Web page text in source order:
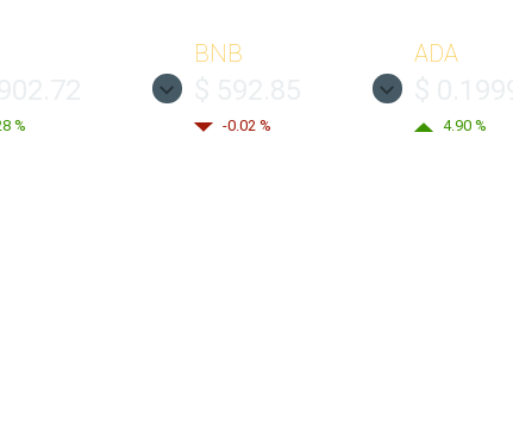
%
BNB
-0.02 %
ADA
4.90 %